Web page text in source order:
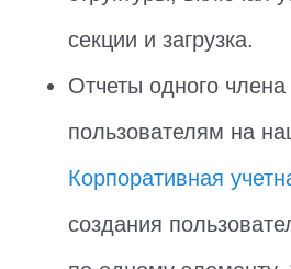
секции и загрузка.
Отчеты одного
пользователям на
Корпоративная
создания